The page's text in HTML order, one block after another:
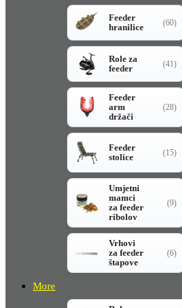
Feeder
hranilice
(60)
Role za
feeder
(41)
Feeder
arm
držači
(28)
Feeder
stolice
(15)
Umjetni
mamci
za feeder
ribolov
(9)
Vrhovi
za feeder
štapove
(6)
More